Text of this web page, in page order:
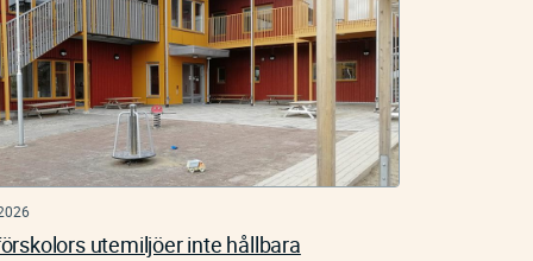
utemiljöer inte hållbara